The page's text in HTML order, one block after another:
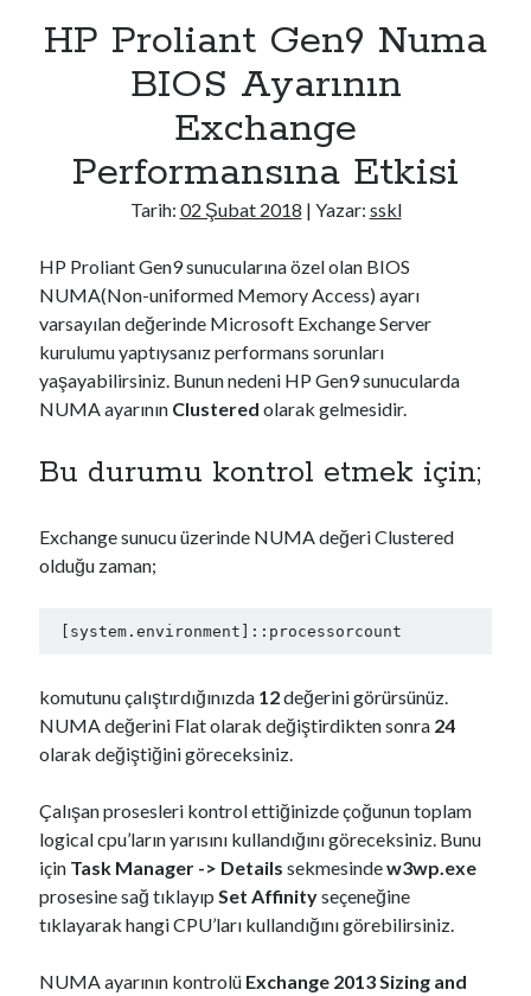
HP Proliant Gen9 Numa
BIOS Ayarının
Exchange
Performansına Etkisi
Tarih: 02 Şubat 2018 | Yazar: sskl
HP Proliant Gen9 sunucularına özel olan BIOS
NUMA(Non-uniformed Memory Access) ayarı
varsayılan değerinde Microsoft Exchange Server
kurulumu yaptıysanız performans sorunları
yaşayabilirsiniz. Bunun nedeni HP Gen9 sunucularda
NUMA ayarının Clustered olarak gelmesidir.
Bu durumu kontrol etmek için;
Exchange sunucu üzerinde NUMA değeri Clustered
olduğu zaman;
[system.environment]::processorcount
komutunu çalıştırdığınızda 12değerini görürsünüz.
NUMA değerini Flat olarak değiştirdikten sonra 24
olarak değiştiğini göreceksiniz.
Çalışan prosesleri kontrol ettiğinizde çoğunun toplam
logical cpu’ların yarısını kullandığını göreceksiniz. Bunu
için Task Manager -> Details sekmesindew3wp.exe
prosesine sağ tıklayıp Set Affinityseçeneğine
tıklayarak hangi CPU’ları kullandığını görebilirsiniz.
NUMA ayarının kontrolü Exchange 2013 Sizing and